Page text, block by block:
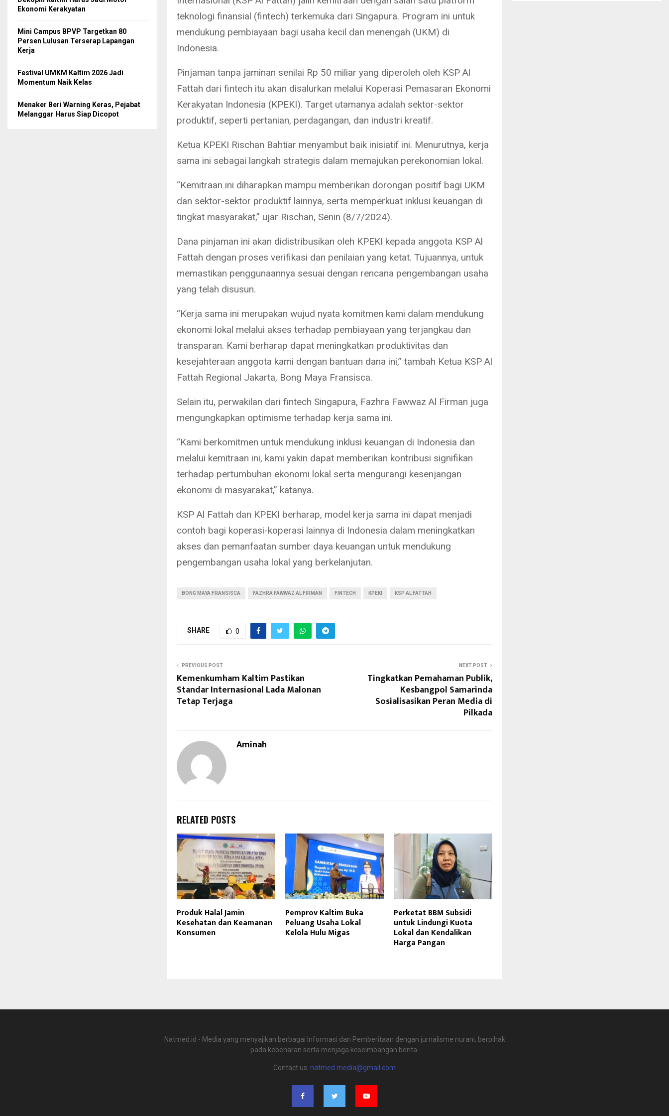
teknologi finansial (fintech) terkemuka dari Singapura. Program ini untuk
mendukung pembiayaan bagi usaha kecil dan menengah (UKM) di
Indonesia.
Pinjaman tanpa jaminan senilai Rp 50 miliar yang diperoleh oleh KSP Al
Fattah dari fintech itu akan disalurkan melalui Koperasi Pemasaran Ekonomi
Kerakyatan Indonesia (KPEKI). Target utamanya adalah sektor-sektor
produktif, seperti pertanian, perdagangan, dan industri kreatif.
Ketua KPEKI Rischan Bahtiar menyambut baik inisiatif ini. Menurutnya, kerja
sama ini sebagai langkah strategis dalam memajukan perekonomian lokal.
“Kemitraan ini diharapkan mampu memberikan dorongan positif bagi UKM
dan sektor-sektor produktif lainnya, serta memperkuat inklusi keuangan di
tingkat masyarakat,” ujar Rischan, Senin (8/7/2024).
Dana pinjaman ini akan didistribusikan oleh KPEKI kepada anggota KSP Al
Fattah dengan proses verifikasi dan penilaian yang ketat. Tujuannya, untuk
memastikan penggunaannya sesuai dengan rencana pengembangan usaha
yang telah disusun.
“Kerja sama ini merupakan wujud nyata komitmen kami dalam mendukung
ekonomi lokal melalui akses terhadap pembiayaan yang terjangkau dan
transparan. Kami berharap dapat meningkatkan produktivitas dan
kesejahteraan anggota kami dengan bantuan dana ini,” tambah Ketua KSP Al
Fattah Regional Jakarta, Bong Maya Fransisca.
Selain itu, perwakilan dari fintech Singapura, Fazhra Fawwaz Al Firman juga
mengungkapkan optimisme terhadap kerja sama ini.
“Kami berkomitmen untuk mendukung inklusi keuangan di Indonesia dan
melalui kemitraan ini, kami yakin dapat memberikan kontribusi signifikan
terhadap pertumbuhan ekonomi lokal serta mengurangi kesenjangan
ekonomi di masyarakat,” katanya.
KSP Al Fattah dan KPEKI berharap, model kerja sama ini dapat menjadi
contoh bagi koperasi-koperasi lainnya di Indonesia dalam meningkatkan
akses dan pemanfaatan sumber daya keuangan untuk mendukung
pengembangan usaha lokal yang berkelanjutan.
BONG MAYA FRANSISCA FAZHRA FAWWAZ AL FIRMAN FINTECH KPEKI KSP AL FATTAH
SHARE 0
PREVIOUS POST
Kemenkumham Kaltim Pastikan
Standar Internasional Lada Malonan
Tetap Terjaga
NEXT POST
Tingkatkan Pemahaman Publik,
Kesbangpol Samarinda
Sosialisasikan Peran Media di
Pilkada
Aminah
RELATED POSTS
Produk Halal Jamin
Kesehatan dan Keamanan
Konsumen
Pemprov Kaltim Buka
Peluang Usaha Lokal
Kelola Hulu Migas
Perketat BBM Subsidi
untuk Lindungi Kuota
Lokal dan Kendalikan
Harga Pangan
Ekonomi Kerakyatan
Mini Campus BPVP Targetkan 80
Persen Lulusan Terserap Lapangan
Kerja
Festival UMKM Kaltim 2026 Jadi
Momentum Naik Kelas
Menaker Beri Warning Keras, Pejabat
Melanggar Harus Siap Dicopot
Natmed.id - Media yang menyajikan berbagai Informasi dan Pemberitaan dengan jurnalisme nurani, berpihak
pada kebenaran serta menjaga keseimbangan berita.
Contact us: natmed.media@gmail.com